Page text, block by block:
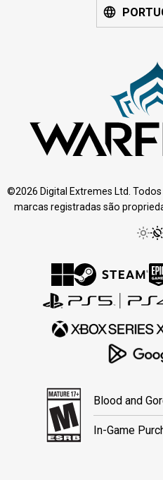
©2026 Digital Extremes Ltd.
marcas registradas são
Blood and
In-Game